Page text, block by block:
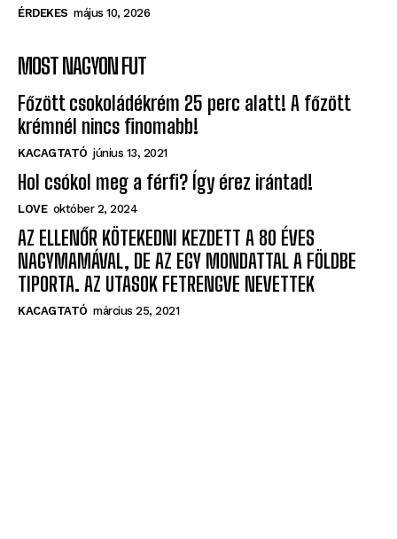
ÉRDEKES május 10, 2026
MOST NAGYON FUT
Főzött csokoládékrém 25 perc alatt! A főzött
krémnél nincs finomabb!
KACAGTATÓ június 13, 2021
Hol csókol meg a férfi? Így érez irántad!
LOVE október 2, 2024
AZ ELLENŐR KÖTEKEDNI KEZDETT A 80 ÉVES
NAGYMAMÁVAL, DE AZ EGY MONDATTAL A FÖLDBE
TIPORTA. AZ UTASOK FETRENGVE NEVETTEK
KACAGTATÓ március 25, 2021